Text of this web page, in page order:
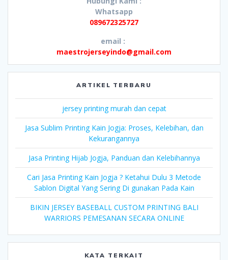
Whatsapp
089672325727
email :
maestrojerseyindo@gmail.com
ARTIKEL TERBARU
jersey printing murah dan cepat
Jasa Sublim Printing Kain Jogja: Proses, Kelebihan, dan
Kekurangannya
Jasa Printing Hijab Jogja, Panduan dan Kelebihannya
Cari Jasa Printing Kain Jogja ? Ketahui Dulu 3 Metode
Sablon Digital Yang Sering Di gunakan Pada Kain
BIKIN JERSEY BASEBALL CUSTOM PRINTING BALI
WARRIORS PEMESANAN SECARA ONLINE
KATA TERKAIT